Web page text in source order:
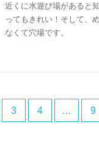
近くに水遊び場があると
ってもきれい！そして、
なくて穴場です。
3 4 … 9